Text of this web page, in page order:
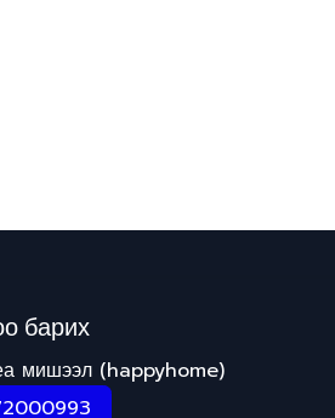
барих
мишээл (happyhome)